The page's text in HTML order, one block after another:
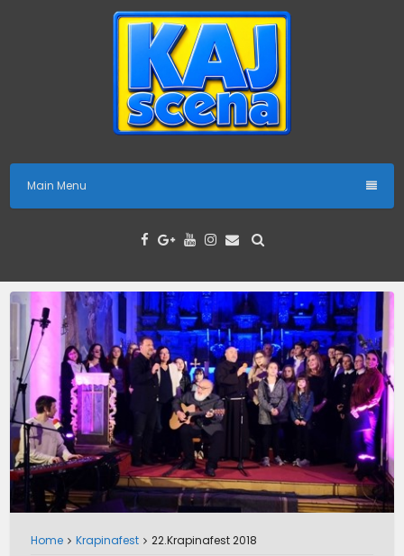
Main Menu
Home Krapinafest 22.Krapinafest 2018